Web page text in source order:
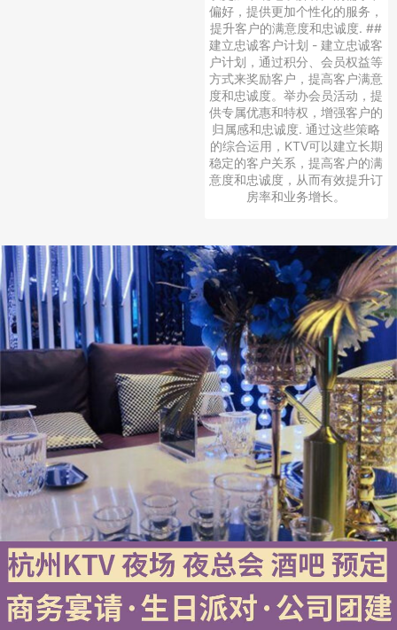
偏好，提供更加个性化的服务，
提升客户的满意度和忠诚度. ##
建立忠诚客户计划 - 建立忠诚客
户计划，通过积分、会员权益等
方式来奖励客户，提高客户满意
度和忠诚度。举办会员活动，提
供专属优惠和特权，增强客户的
归属感和忠诚度. 通过这些策略
的综合运用，KTV可以建立长期
稳定的客户关系，提高客户的满
意度和忠诚度，从而有效提升订
房率和业务增长。